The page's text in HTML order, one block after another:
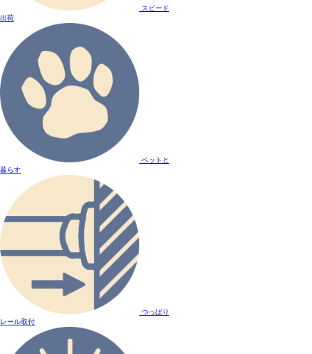
スピード
出荷
ペットと
暮らす
つっぱり
レール取付